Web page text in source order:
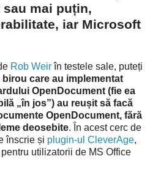
mai puțin,
iar Microsoft
Rob Weirîn testele sale, puteți
birou care au implementat
OpenDocument (fie ea
„în jos”) au reușit să facă
OpenDocument, fără
deosebite. În acest cerc de
înscrie și plugin-ul CleverAge,
pentru utilizatorii de MS Office